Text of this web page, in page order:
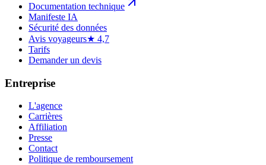
Documentation technique
Manifeste IA
Sécurité des données
Avis voyageurs★ 4,7
Tarifs
Demander un devis
Entreprise
L'agence
Carrières
Affiliation
Presse
Contact
Politique de remboursement